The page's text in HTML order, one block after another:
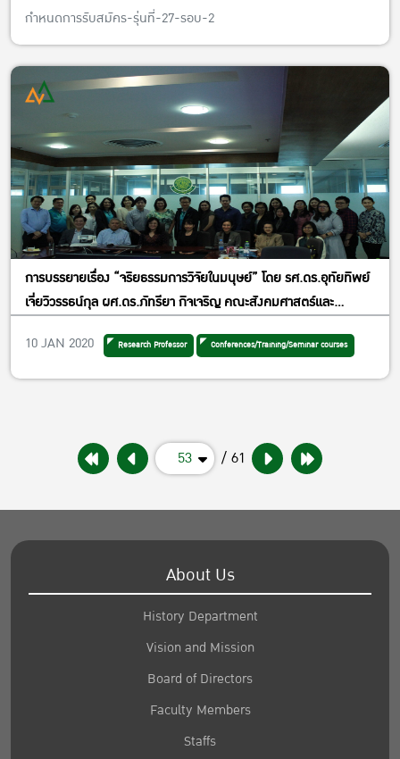
กำหนดการรับสมัคร-รุ่นที่-27-รอบ-2
การบรรยายเรื่อง “จริยธรรมการวิจัยในมนุษย์” โดย รศ.ดร.อุทัยทิพย์
เจี่ยวิวรรธน์กุล ผศ.ดร.ภัทรียา กิจเจริญ คณะสังคมศาสตร์และ
8.30 – 16.30 ณ ห้องประชุม EC5628 อาคารปฏิบัติการ คณะ
เศรษฐศาสตร์ มหาวิทยาลัยเกษตรศาสตร์
10 JAN 2020 Research Professor Conferences/Training/Seminar courses
53 / 61
About Us
History Department
Vision and Mission
Board of Directors
Faculty Members
Staffs